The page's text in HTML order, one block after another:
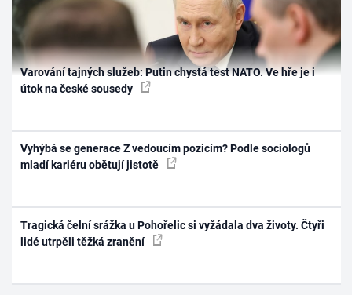
Varování tajných služeb: Putin chystá test NATO. Ve hře je i
útok na české sousedy
Vyhýbá se generace Z vedoucím pozicím? Podle sociologů
mladí kariéru obětují jistotě
Tragická čelní srážka u Pohořelic si vyžádala dva životy. Čtyři
lidé utrpěli těžká zranění